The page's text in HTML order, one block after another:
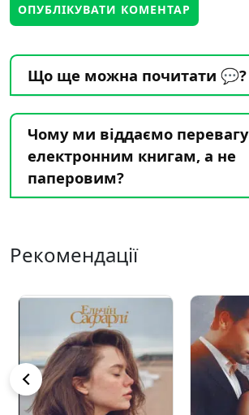
Що ще можна почитати 💬?
Чому ми віддаємо перевагу
електронним книгам, а не
паперовим?
Рекомендації